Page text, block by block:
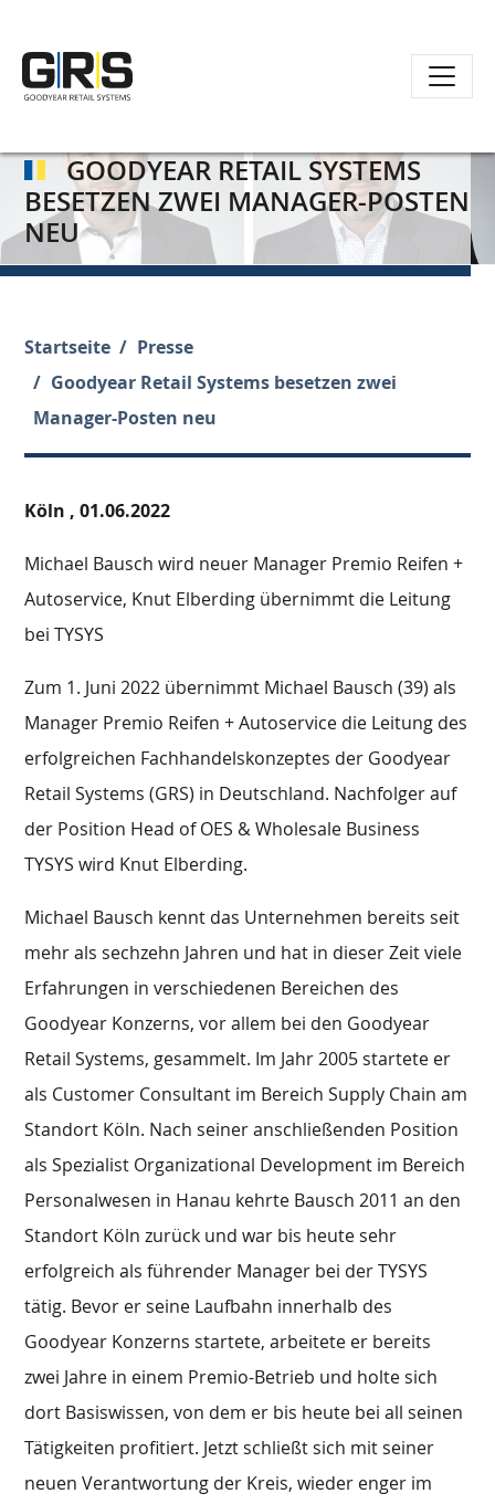
Inhalt
GOODYEAR RETAIL SYSTEMS
BESETZEN ZWEI MANAGER-POSTEN
NEU
Startseite
Presse
Goodyear Retail Systems besetzen zwei
Manager-Posten neu
Köln ,01.06.2022
Michael Bausch wird neuer Manager Premio Reifen +
Autoservice, Knut Elberding übernimmt die Leitung
bei TYSYS
Zum 1. Juni 2022 übernimmt Michael Bausch (39) als
Manager Premio Reifen + Autoservice die Leitung des
erfolgreichen Fachhandelskonzeptes der Goodyear
Retail Systems (GRS) in Deutschland. Nachfolger auf
der Position Head of OES & Wholesale Business
TYSYS wird Knut Elberding.
Michael Bausch kennt das Unternehmen bereits seit
mehr als sechzehn Jahren und hat in dieser Zeit viele
Erfahrungen in verschiedenen Bereichen des
Goodyear Konzerns, vor allem bei den Goodyear
Retail Systems, gesammelt. Im Jahr 2005 startete er
als Customer Consultant im Bereich Supply Chain am
Standort Köln. Nach seiner anschließenden Position
als Spezialist Organizational Development im Bereich
Personalwesen in Hanau kehrte Bausch 2011 an den
Standort Köln zurück und war bis heute sehr
erfolgreich als führender Manager bei der TYSYS
tätig. Bevor er seine Laufbahn innerhalb des
Goodyear Konzerns startete, arbeitete er bereits
zwei Jahre in einem Premio-Betrieb und holte sich
dort Basiswissen, von dem er bis heute bei all seinen
Tätigkeiten profitiert. Jetzt schließt sich mit seiner
neuen Verantwortung der Kreis, wieder enger im